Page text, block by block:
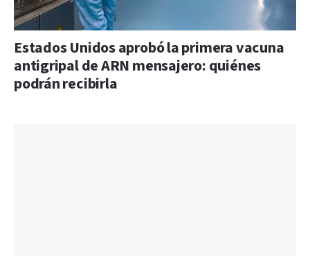
Estados Unidos aprobó la primera vacuna
antigripal de ARN mensajero: quiénes
podrán recibirla